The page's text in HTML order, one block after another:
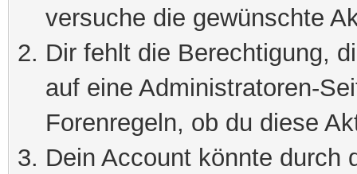
versuche die gewünschte
Dir fehlt die Berechtigung,
auf eine Administratoren-
Forenregeln, ob du diese
Dein Account könnte durch